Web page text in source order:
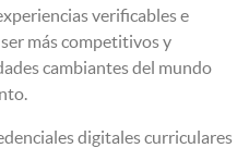
verificables e
más competitivos y
cambiantes del mundo
digitales curriculares